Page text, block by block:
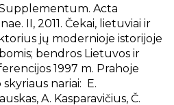
Acta
II, 2011. Čekai, lietuviai ir
jų modernioje istorijoje
bendros Lietuvos ir
1997 m. Prahoje
nariai: E.
A. Kasparavičius, Č.